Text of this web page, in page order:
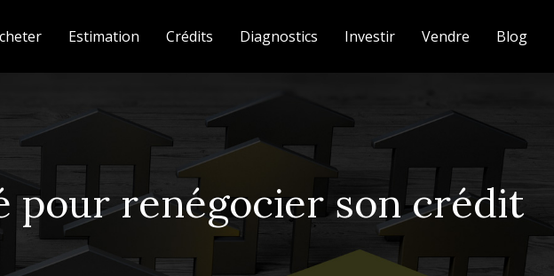
Estimation Crédits Diagnostics Investir Vendre Blog
pour renégocier son crédit